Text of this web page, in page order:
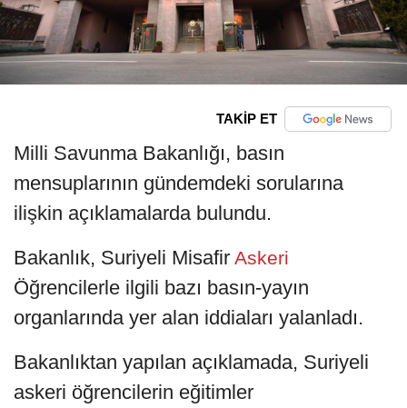
TAKİP ET
Milli Savunma Bakanlığı, basın
mensuplarının gündemdeki sorularına
ilişkin açıklamalarda bulundu.
Bakanlık, Suriyeli Misafir Askeri
Öğrencilerle ilgili bazı basın-yayın
organlarında yer alan iddiaları yalanladı.
Bakanlıktan yapılan açıklamada, Suriyeli
askeri öğrencilerin eğitimler